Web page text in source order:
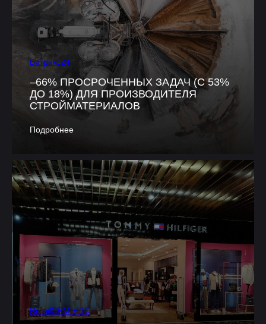
Битрикс24
–66% ПРОСРОЧЕННЫХ ЗАДАЧ (С 53%
ДО 18%) ДЛЯ ПРОИЗВОДИТЕЛЯ
СТРОЙМАТЕРИАЛОВ
Подробнее
RetailCRM + 1C